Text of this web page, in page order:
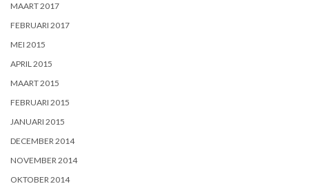
MAART 2017
FEBRUARI 2017
MEI 2015
APRIL 2015
MAART 2015
FEBRUARI 2015
JANUARI 2015
DECEMBER 2014
NOVEMBER 2014
OKTOBER 2014